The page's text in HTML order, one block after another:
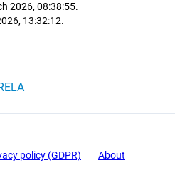
2026, 08:38:55.
13:32:12.
policy (GDPR) About